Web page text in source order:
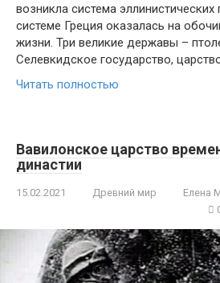
возникла система эллинистических
системе Греция оказалась на
жизни. Три великие державы –
Селевкидское государство,
Читать полностью
Вавилонское царство
династии
15.02.2021 Древний мир
Елена